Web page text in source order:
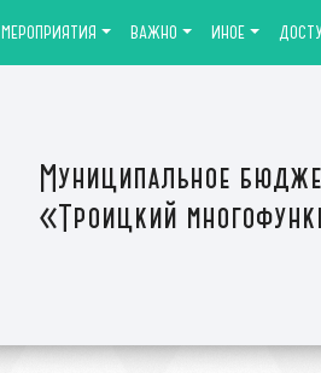
Муниципальное
«Троицкий
МЕРОПРИЯТИЯ ВАЖНО ИНОЕ